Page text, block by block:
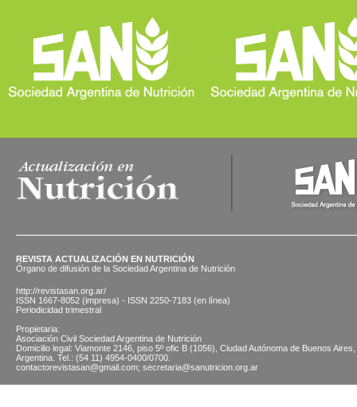
REVISTA ACTUALIZACIÓN EN NUTRICIÓN
Órgano de difusión de la Sociedad Argentina de Nutrición
http://revistasan.org.ar/
ISSN 1667-8052 (impresa) - ISSN 2250-7183 (en línea)
Periodicidad trimestral
Propietaria:
Asociación Civil Sociedad Argentina de Nutrición
Domicilio legal: Viamonte 2146, piso 5º ofic B (1056), Ciudad Autónoma de Buenos Aires,
Argentina. Tel.: (54 11) 4954-0400/0700.
contactorevistasan@gmail.com; secretaria@sanutricion.org.ar